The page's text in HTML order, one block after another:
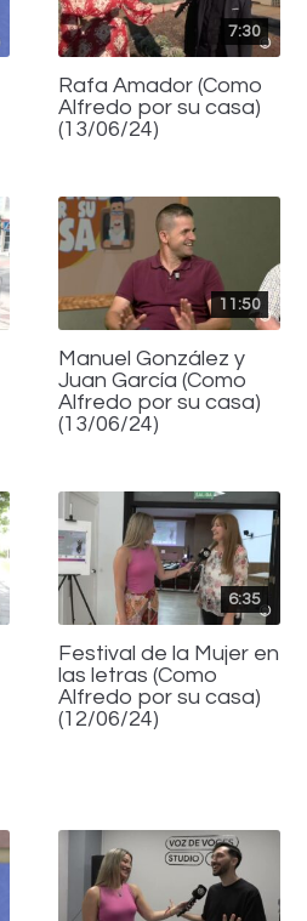
7:30
Rafa Amador (Como
Alfredo por su casa)
(13/06/24)
11:50
Manuel González y
Juan García (Como
Alfredo por su casa)
(13/06/24)
6:35
Festival de la Mujer en
las letras (Como
Alfredo por su casa)
(12/06/24)